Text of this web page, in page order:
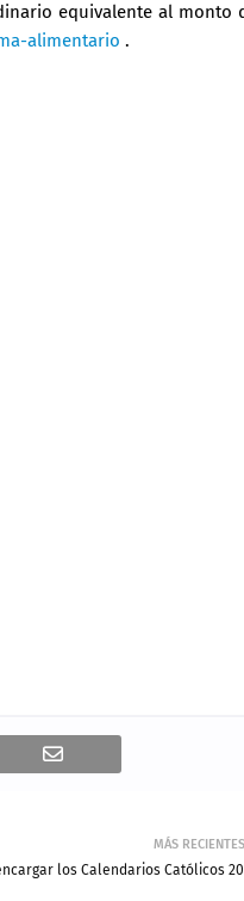
equivalente al monto
alimentario .
MÁS RECIENTES
los Calendarios Católicos